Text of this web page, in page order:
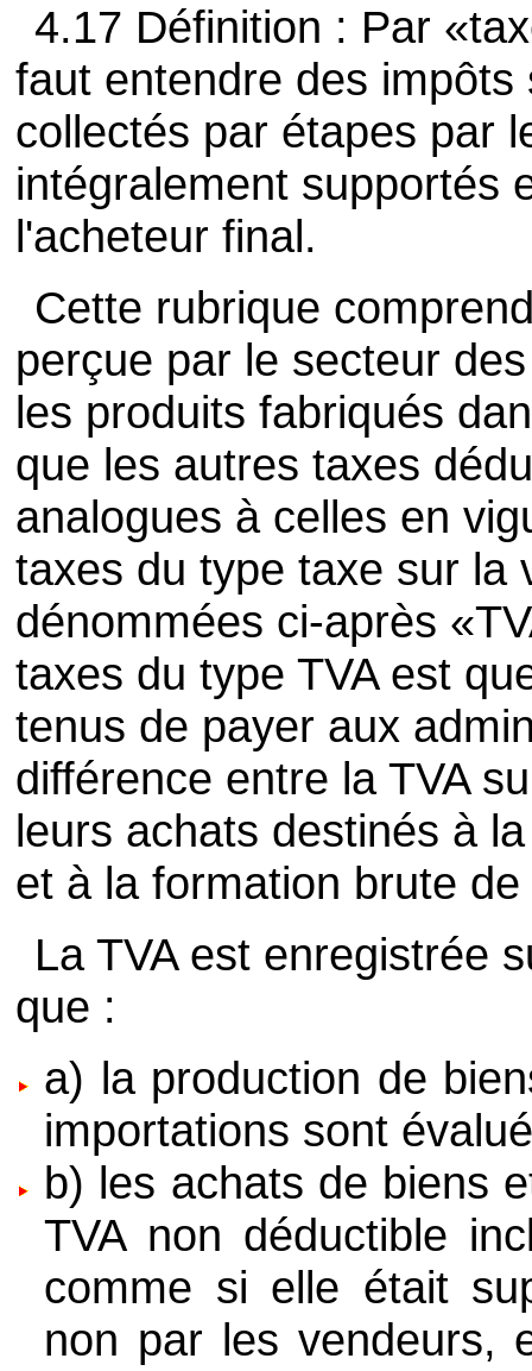
4.17 Définition : Par
faut entendre des
collectés par étapes par
intégralement supportés
l'acheteur final.
Cette rubrique
perçue par le secteur
les produits fabriqués
que les autres taxes
analogues à celles en
taxes du type taxe sur la
dénommées ci-après
taxes du type TVA est
tenus de payer aux
différence entre la TVA
leurs achats destinés à
et à la formation brute
La TVA est enregistrée
que :
a) la production de
importations sont
b) les achats de biens
TVA non déductible
comme si elle était
non par les vendeurs,